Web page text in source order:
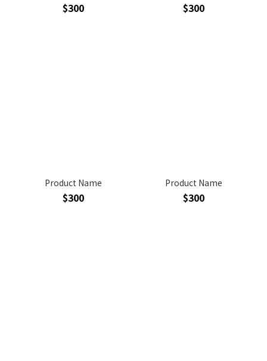
$300 $300
Product Name
$300
Product Name
$300